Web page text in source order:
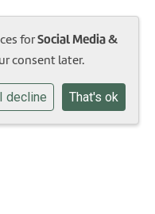
forSocial Media &
consent later.
I decline That's ok